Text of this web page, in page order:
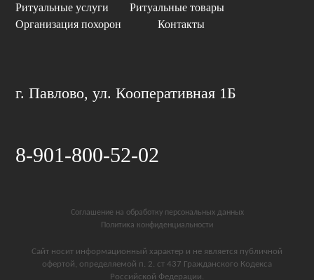
Ритуальные услуги
Ритуальные товары
Организация похорон
Контакты
г. Павлово, ул. Кооперативная 1Б
8-901-800-52-02
Соглашение на обработку персональных данных
Политика конфиденциальности
Сайт носит информационный характер и не является публичной
офертой, определяемой п. 2. ст 437 Гражданского Кодекса
Российской Федерации.